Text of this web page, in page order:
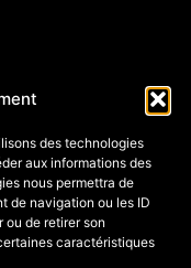
des technologies
aux informations des
nous permettra de
de navigation ou les ID
ou de retirer son
caractéristiques